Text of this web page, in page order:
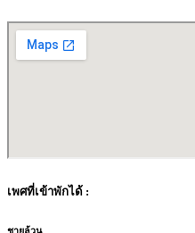
เพศที่เข้าพักได้ :
ชายล้วน